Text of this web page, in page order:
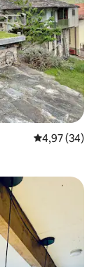
Évaluation
4,97 (34)